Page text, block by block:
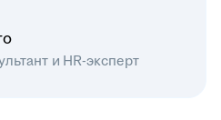
и HR-эксперт